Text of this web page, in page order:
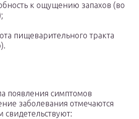
к ощущению запахов (во
пищеварительного тракта
появления симптомов
заболевания отмечаются